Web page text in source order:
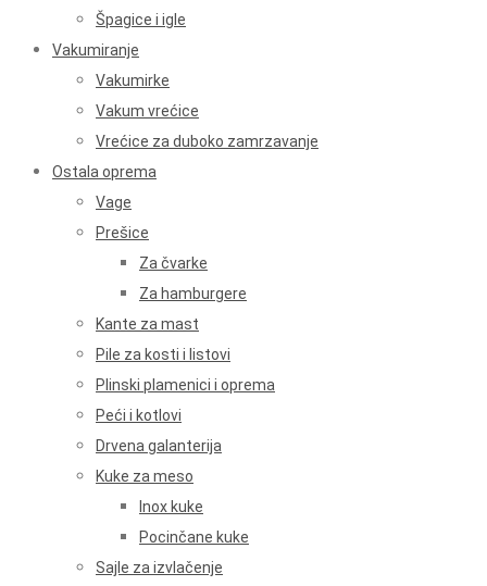
Špagice i igle
Vakumiranje
Vakumirke
Vakum vrećice
Vrećice za duboko zamrzavanje
Ostala oprema
Vage
Prešice
Za čvarke
Za hamburgere
Kante za mast
Pile za kosti i listovi
Plinski plamenici i oprema
Peći i kotlovi
Drvena galanterija
Kuke za meso
Inox kuke
Pocinčane kuke
Sajle za izvlačenje